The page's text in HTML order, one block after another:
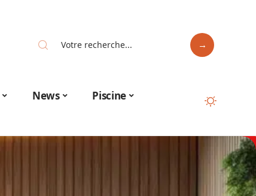
News
Piscine